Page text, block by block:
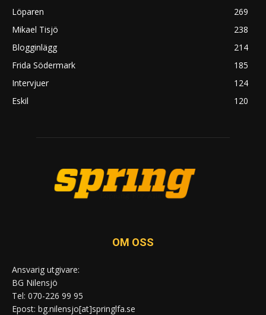
Löparen
269
Mikael Tisjö
238
Blogginlägg
214
Frida Södermark
185
Intervjuer
124
Eskil
120
OM OSS
Ansvarig utgivare:
BG Nilensjö
Tel: 070-226 99 95
Epost: bg.nilensjo[at]springlfa.se